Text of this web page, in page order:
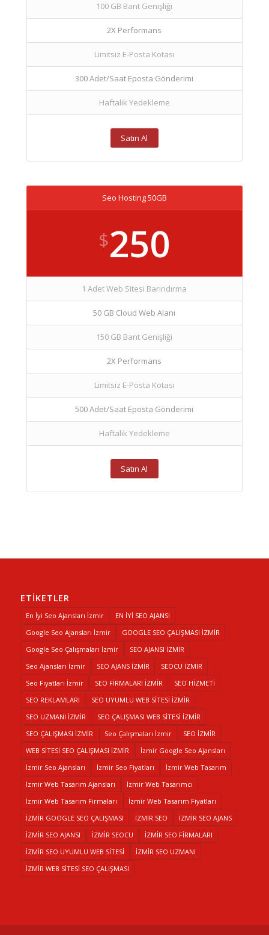
100 GB Bant Genişliği
2X Performans
Limitsiz E-Posta Kotası
300 Adet/Saat Eposta Gönderimi
Haftalık Yedekleme
Satın Al
Seo Hosting 50GB
$250
1 Adet Web Sitesi Barındırma
50 GB Cloud Web Alanı
150 GB Bant Genişliği
2X Performans
Limitsiz E-Posta Kotası
500 Adet/Saat Eposta Gönderimi
Haftalık Yedekleme
Satın Al
ETIKETLER
En İyi Seo Ajansları İzmir
EN İYİ SEO AJANSI
Google Seo Ajansları İzmir
GOOGLE SEO ÇALIŞMASI İZMİR
Google Seo Çalışmaları İzmir
SEO AJANSI İZMİR
Seo Ajansları İzmir
SEO AJANS İZMİR
SEOCU İZMİR
Seo Fiyatları İzmir
SEO FİRMALARI İZMİR
SEO HİZMETİ
SEO REKLAMLARI
SEO UYUMLU WEB SİTESİ İZMİR
SEO UZMANI İZMİR
SEO ÇALIŞMASI WEB SİTESİ İZMİR
SEO ÇALIŞMASI İZMİR
Seo Çalışmaları İzmir
SEO İZMİR
WEB SİTESİ SEO ÇALIŞMASI İZMİR
İzmir Google Seo Ajansları
İzmir Seo Ajansları
İzmir Seo Fiyatları
İzmir Web Tasarım
İzmir Web Tasarım Ajansları
İzmir Web Tasarımcı
İzmir Web Tasarım Firmaları
İzmir Web Tasarım Fiyatları
İZMİR GOOGLE SEO ÇALIŞMASI
İZMİR SEO
İZMİR SEO AJANS
İZMİR SEO AJANSI
İZMİR SEOCU
İZMİR SEO FİRMALARI
İZMİR SEO UYUMLU WEB SİTESİ
İZMİR SEO UZMANI
İZMİR WEB SİTESİ SEO ÇALIŞMASI